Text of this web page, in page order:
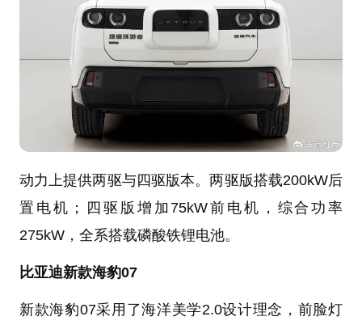
动力上提供两驱与四驱版本。两驱版搭载200kW后
置电机；四驱版增加75kW前电机，综合功率
275kW，全系搭载磷酸铁锂电池。
比亚迪新款海豹07
新款海豹07采用了海洋美学2.0设计理念，前脸灯